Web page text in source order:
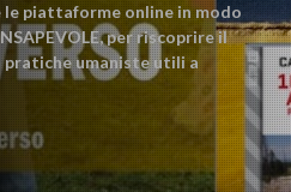
piattaforme online in modo
per riscoprire il
pratiche umaniste utili a